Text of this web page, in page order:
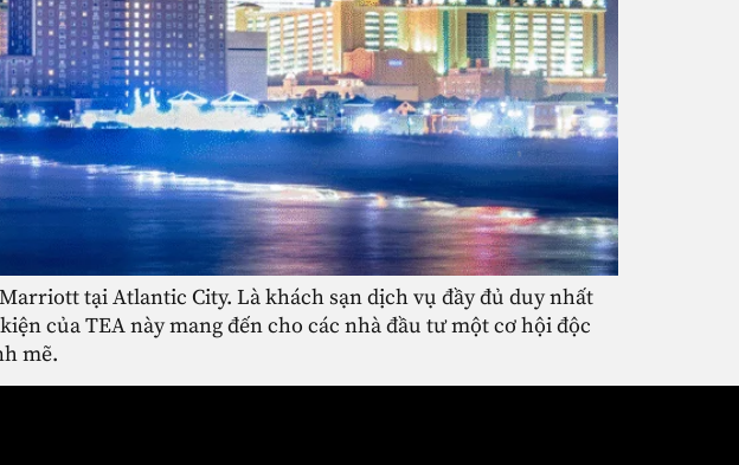
tại Atlantic City. Là khách sạn dịch vụ đầy đủ duy nhất
của TEA này mang đến cho các nhà đầu tư một cơ hội độc
mẽ.